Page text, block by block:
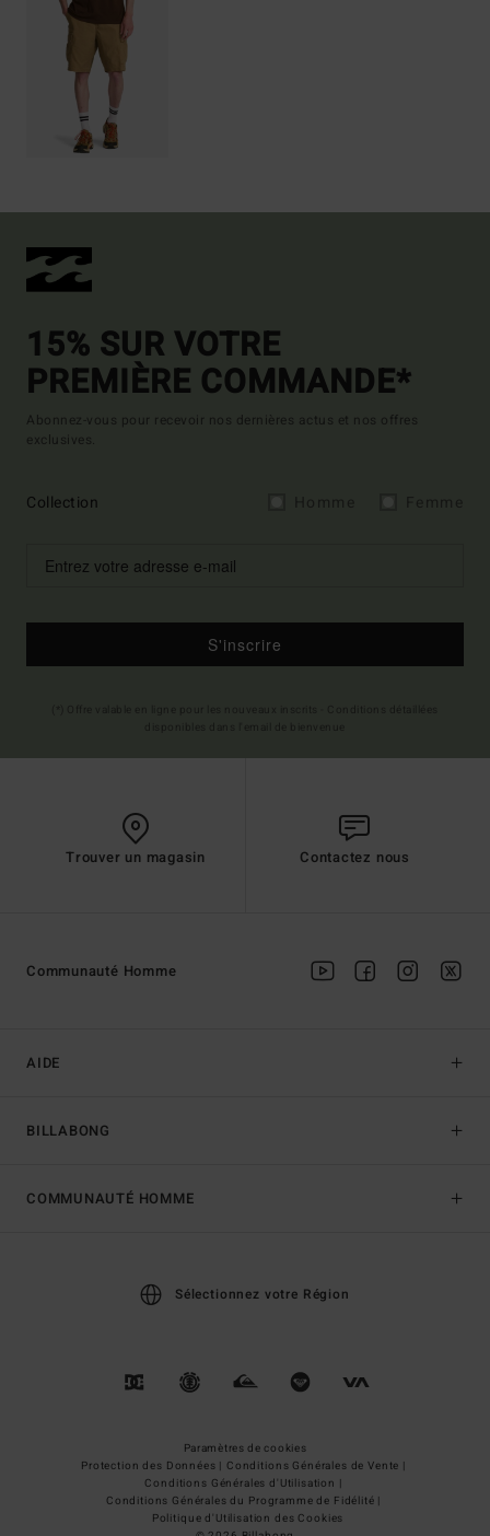
15% SUR VOTRE
PREMIÈRE COMMANDE*
Abonnez-vous pour recevoir nos dernières actus et nos offres
exclusives.
Collection
S'inscrire
Trouver un magasin Contactez nous
AIDE
BILLABONG
Communauté Homme
COMMUNAUTÉ HOMME
Sélectionnez votre Région
Paramètres de cookies
Protection des Données | Conditions Générales de Vente |
Conditions Générales d'Utilisation |
Conditions Générales du Programme de Fidélité |
Politique d'Utilisation des Cookies